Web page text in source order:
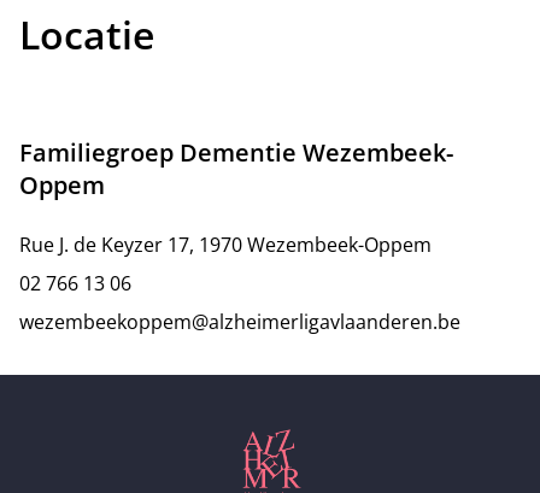
Locatie
Familiegroep Dementie Wezembeek-
Oppem
Rue J. de Keyzer 17, 1970 Wezembeek-Oppem
02 766 13 06
wezembeekoppem@alzheimerligavlaanderen.be